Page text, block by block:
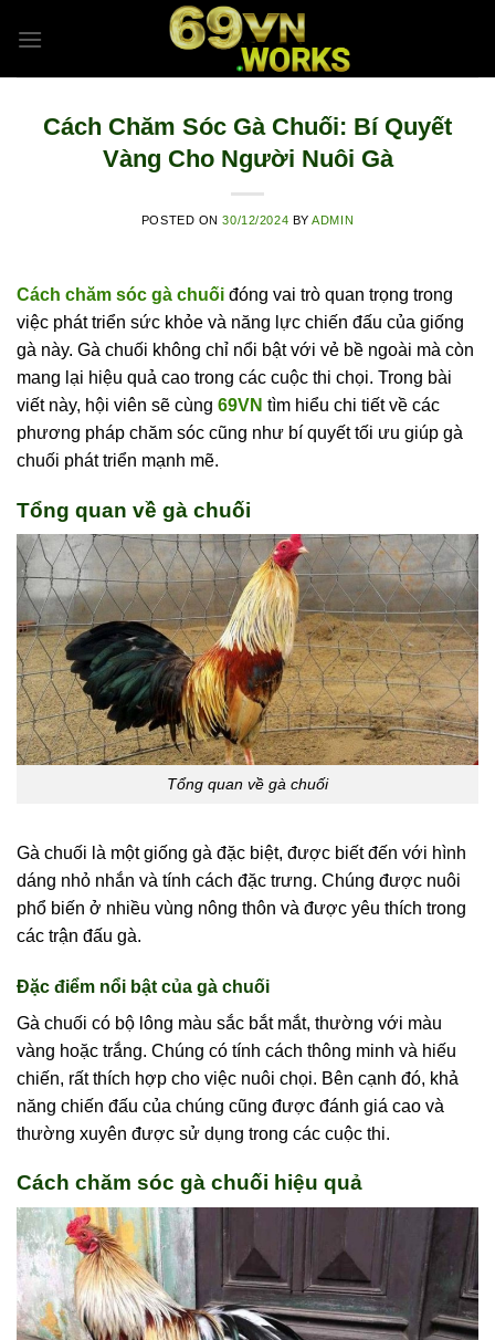
Cách Chăm Sóc Gà Chuối: Bí Quyết
Vàng Cho Người Nuôi Gà
POSTED ON30/12/2024 BYADMIN
Cách chăm sóc gà chuối đóng vai trò quan trọng trong
việc phát triển sức khỏe và năng lực chiến đấu của giống
gà này. Gà chuối không chỉ nổi bật với vẻ bề ngoài mà còn
mang lại hiệu quả cao trong các cuộc thi chọi. Trong bài
viết này, hội viên sẽ cùng 69VN tìm hiểu chi tiết về các
phương pháp chăm sóc cũng như bí quyết tối ưu giúp gà
chuối phát triển mạnh mẽ.
Tổng quan về gà chuối
Tổng quan về gà chuối
Gà chuối là một giống gà đặc biệt, được biết đến với hình
dáng nhỏ nhắn và tính cách đặc trưng. Chúng được nuôi
phổ biến ở nhiều vùng nông thôn và được yêu thích trong
các trận đấu gà.
Đặc điểm nổi bật của gà chuối
Gà chuối có bộ lông màu sắc bắt mắt, thường với màu
vàng hoặc trắng. Chúng có tính cách thông minh và hiếu
chiến, rất thích hợp cho việc nuôi chọi. Bên cạnh đó, khả
năng chiến đấu của chúng cũng được đánh giá cao và
thường xuyên được sử dụng trong các cuộc thi.
Cách chăm sóc gà chuối hiệu quả